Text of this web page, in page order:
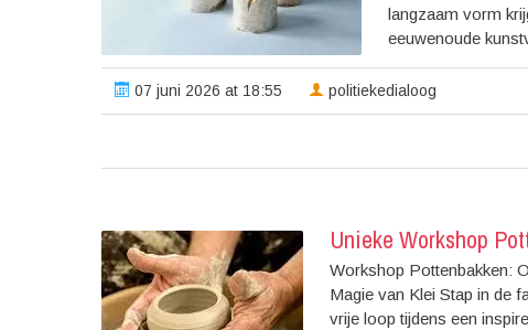
langzaam vorm
eeuwenoude
07 juni 2026 at 18:55 politiekedialoog
Unieke Workshop
Workshop Pottenbakken:
Magie van Klei Stap in de
vrije loop tijdens een